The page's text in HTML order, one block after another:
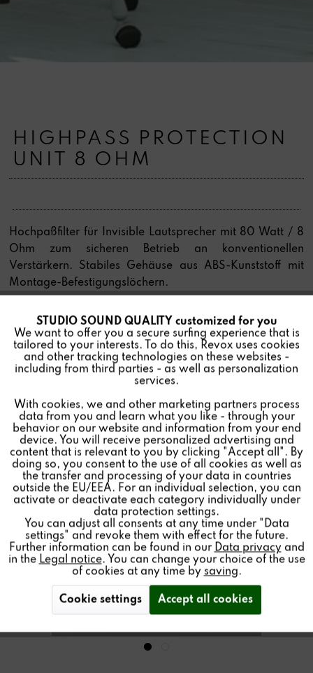
HIGHPASS PROTECTION
UNIT 8 OHM
Hochpaßfilter für Invisible Lautsprecher mit 80 Watt / 8
Ohm zum sicheren Betrieb an konventionellen
Verstärkern. Stabiles Gehäuse aus ABS-Kunststoff mit
Montage-Befestigungslöchern.
Find a store
Funktionale Active
Marketing Inactive
Tracking Inactive
Personalisierung Inactive
Service Inactive
STUDIO SOUND QUALITY customized for you
We want to offer you a secure surfing experience that is
tailored to your interests. To do this, Revox uses cookies
and other tracking technologies on these websites -
including from third parties - as well as personalization
services.
With cookies, we and other marketing partners process
data from you and learn what you like - through your
behavior on our website and information from your end
device. You will receive personalized advertising and
content that is relevant to you by clicking "Accept all". By
doing so, you consent to the use of all cookies as well as
the transfer and processing of your data in countries
outside the EU/EEA. For an individual selection, you can
activate or deactivate each category individually under
data protection settings.
You can adjust all consents at any time under "Data
settings" and revoke them with effect for the future.
Further information can be found in our Data privacy and
in the Legal notice. You can change your choice of the use
of cookies at any time by saving.
Cookie settings Accept all cookies